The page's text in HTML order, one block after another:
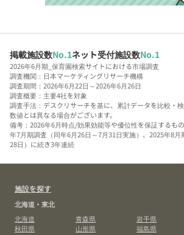
掲載施設数No.1ネット受付施設数No.1
2026年6月期_保育園検索サイトにおける市場調査
調査機関：日本マーケティングリサーチ機構
調査期間：2026年6月22日～2026年6月26日
調査概要：主要4社を対象
調査手法：デスクリサーチを基に、累計データを比較・
数値とは異なる場合がございます。
備考：2026年6月時点/効果効能等や優位性を保証するも
年7月期調査（同年6月26日～7月31日実施）、2025年8月
28日）に続き3年連続
施設を探す
北海道・東北
北海道
青森県 岩手県
秋田県
山形県
福島県